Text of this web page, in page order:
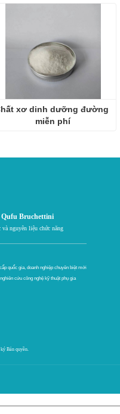
xơ dinh dưỡng đường
miễn phí
Bruchettini
và nguyên liệu chức năng
quốc gia, doanh nghiệp chuyên biệt mới
cứu công nghệ kỹ thuật phụ gia
Bản quyền.